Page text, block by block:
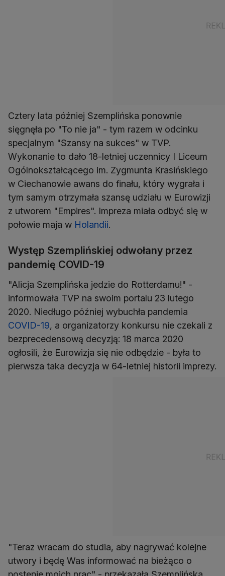
Cztery lata później Szemplińska ponownie
sięgnęła po "To nie ja" - tym razem w odcinku
specjalnym "Szansy na sukces" w TVP.
Wykonanie to dało 18-letniej uczennicy I Liceum
Ogólnokształcącego im. Zygmunta Krasińskiego
w Ciechanowie awans do finału, który wygrała i
tym samym otrzymała szansę udziału w Eurowizji
z utworem "Empires". Impreza miała odbyć się w
połowie maja w Holandii.
Występ Szemplińskiej odwołany przez
pandemię COVID-19
"Alicja Szemplińska jedzie do Rotterdamu!" -
informowała TVP na swoim portalu 23 lutego
2020. Niedługo później wybuchła pandemia
COVID-19, a organizatorzy konkursu nie czekali z
bezprecedensową decyzją: 18 marca 2020
ogłosili, że Eurowizja się nie odbędzie - była to
pierwsza taka decyzja w 64-letniej historii imprezy.
"Teraz wracam do studia, aby nagrywać kolejne
utwory i będę Was informować na bieżąco o